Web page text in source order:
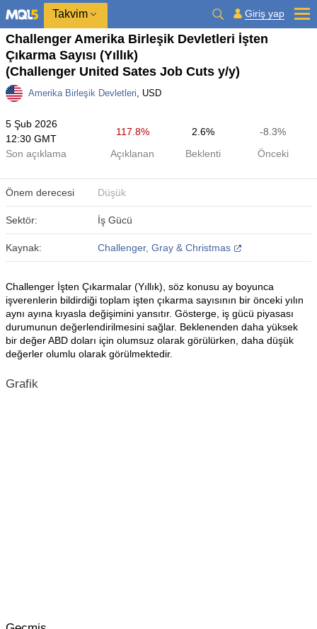
Takvim Giriş yap
Challenger Amerika Birleşik Devletleri İşten
Çıkarma Sayısı (Yıllık)
(Challenger United Sates Job Cuts y/y)
Amerika Birleşik Devletleri, USD
5 Şub 2026
12:30 GMT
117.8% 2.6%
-8.3%
Son açıklama
Açıklanan Beklenti Önceki
Önem derecesi Düşük
Sektör: İş Gücü
Kaynak: Challenger, Gray & Christmas
Challenger İşten Çıkarmalar (Yıllık), söz konusu ay boyunca
işverenlerin bildirdiği toplam işten çıkarma sayısının bir önceki yılın
aynı ayına kıyasla değişimini yansıtır. Gösterge, iş gücü piyasası
durumunun değerlendirilmesini sağlar. Beklenenden daha yüksek
bir değer ABD doları için olumsuz olarak görülürken, daha düşük
değerler olumlu olarak görülmektedir.
Grafik